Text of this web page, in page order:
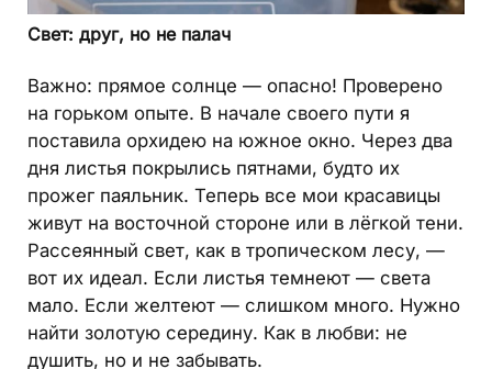
Свет: друг, но не палач
Важно: прямое солнце — опасно! Проверено
на горьком опыте. В начале своего пути я
поставила орхидею на южное окно. Через два
дня листья покрылись пятнами, будто их
прожег паяльник. Теперь все мои красавицы
живут на восточной стороне или в лёгкой тени.
Рассеянный свет, как в тропическом лесу, —
вот их идеал. Если листья темнеют — света
мало. Если желтеют — слишком много. Нужно
найти золотую середину. Как в любви: не
душить, но и не забывать.